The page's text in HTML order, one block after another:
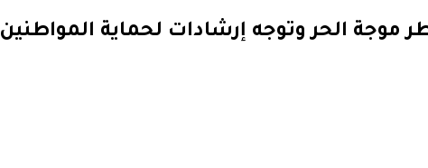
موجة الحر وتوجه إرشادات لحماية المواطنين